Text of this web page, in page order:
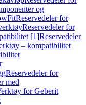
og
Reservedeler for
Reservedeler for
[1]Reservedeler
– kompatibilitet
Reservedeler for
med
for Geberit